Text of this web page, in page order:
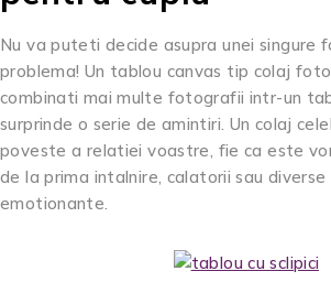
Nu va puteti decide asupra unei singure
problema! Un tablou canvas tip colaj
combinati mai multe fotografii intr-un
surprinde o serie de amintiri. Un colaj
poveste a relatiei voastre, fie ca este
de la prima intalnire, calatorii sau
emotionante.